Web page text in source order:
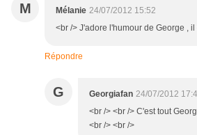
M Mélanie 24/07/2012 15:52
<br /> J'adore l'humour de George , il
Répondre
G Georgiafan 24/07/2012
<br /> <br /> C'est tout
<br /> <br />